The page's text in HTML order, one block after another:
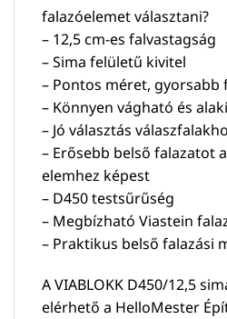
falazóelemet választani?
– 12,5 cm-es falvastagság
– Sima felületű kivitel
– Pontos méret, gyorsabb
– Könnyen vágható és
– Jó választás
– Erősebb belső falazatot
elemhez képest
– D450 testsűrűség
– Megbízható Viastein
– Praktikus belső falazási
A VIABLOKK D450/12,5
elérhető a HelloMester